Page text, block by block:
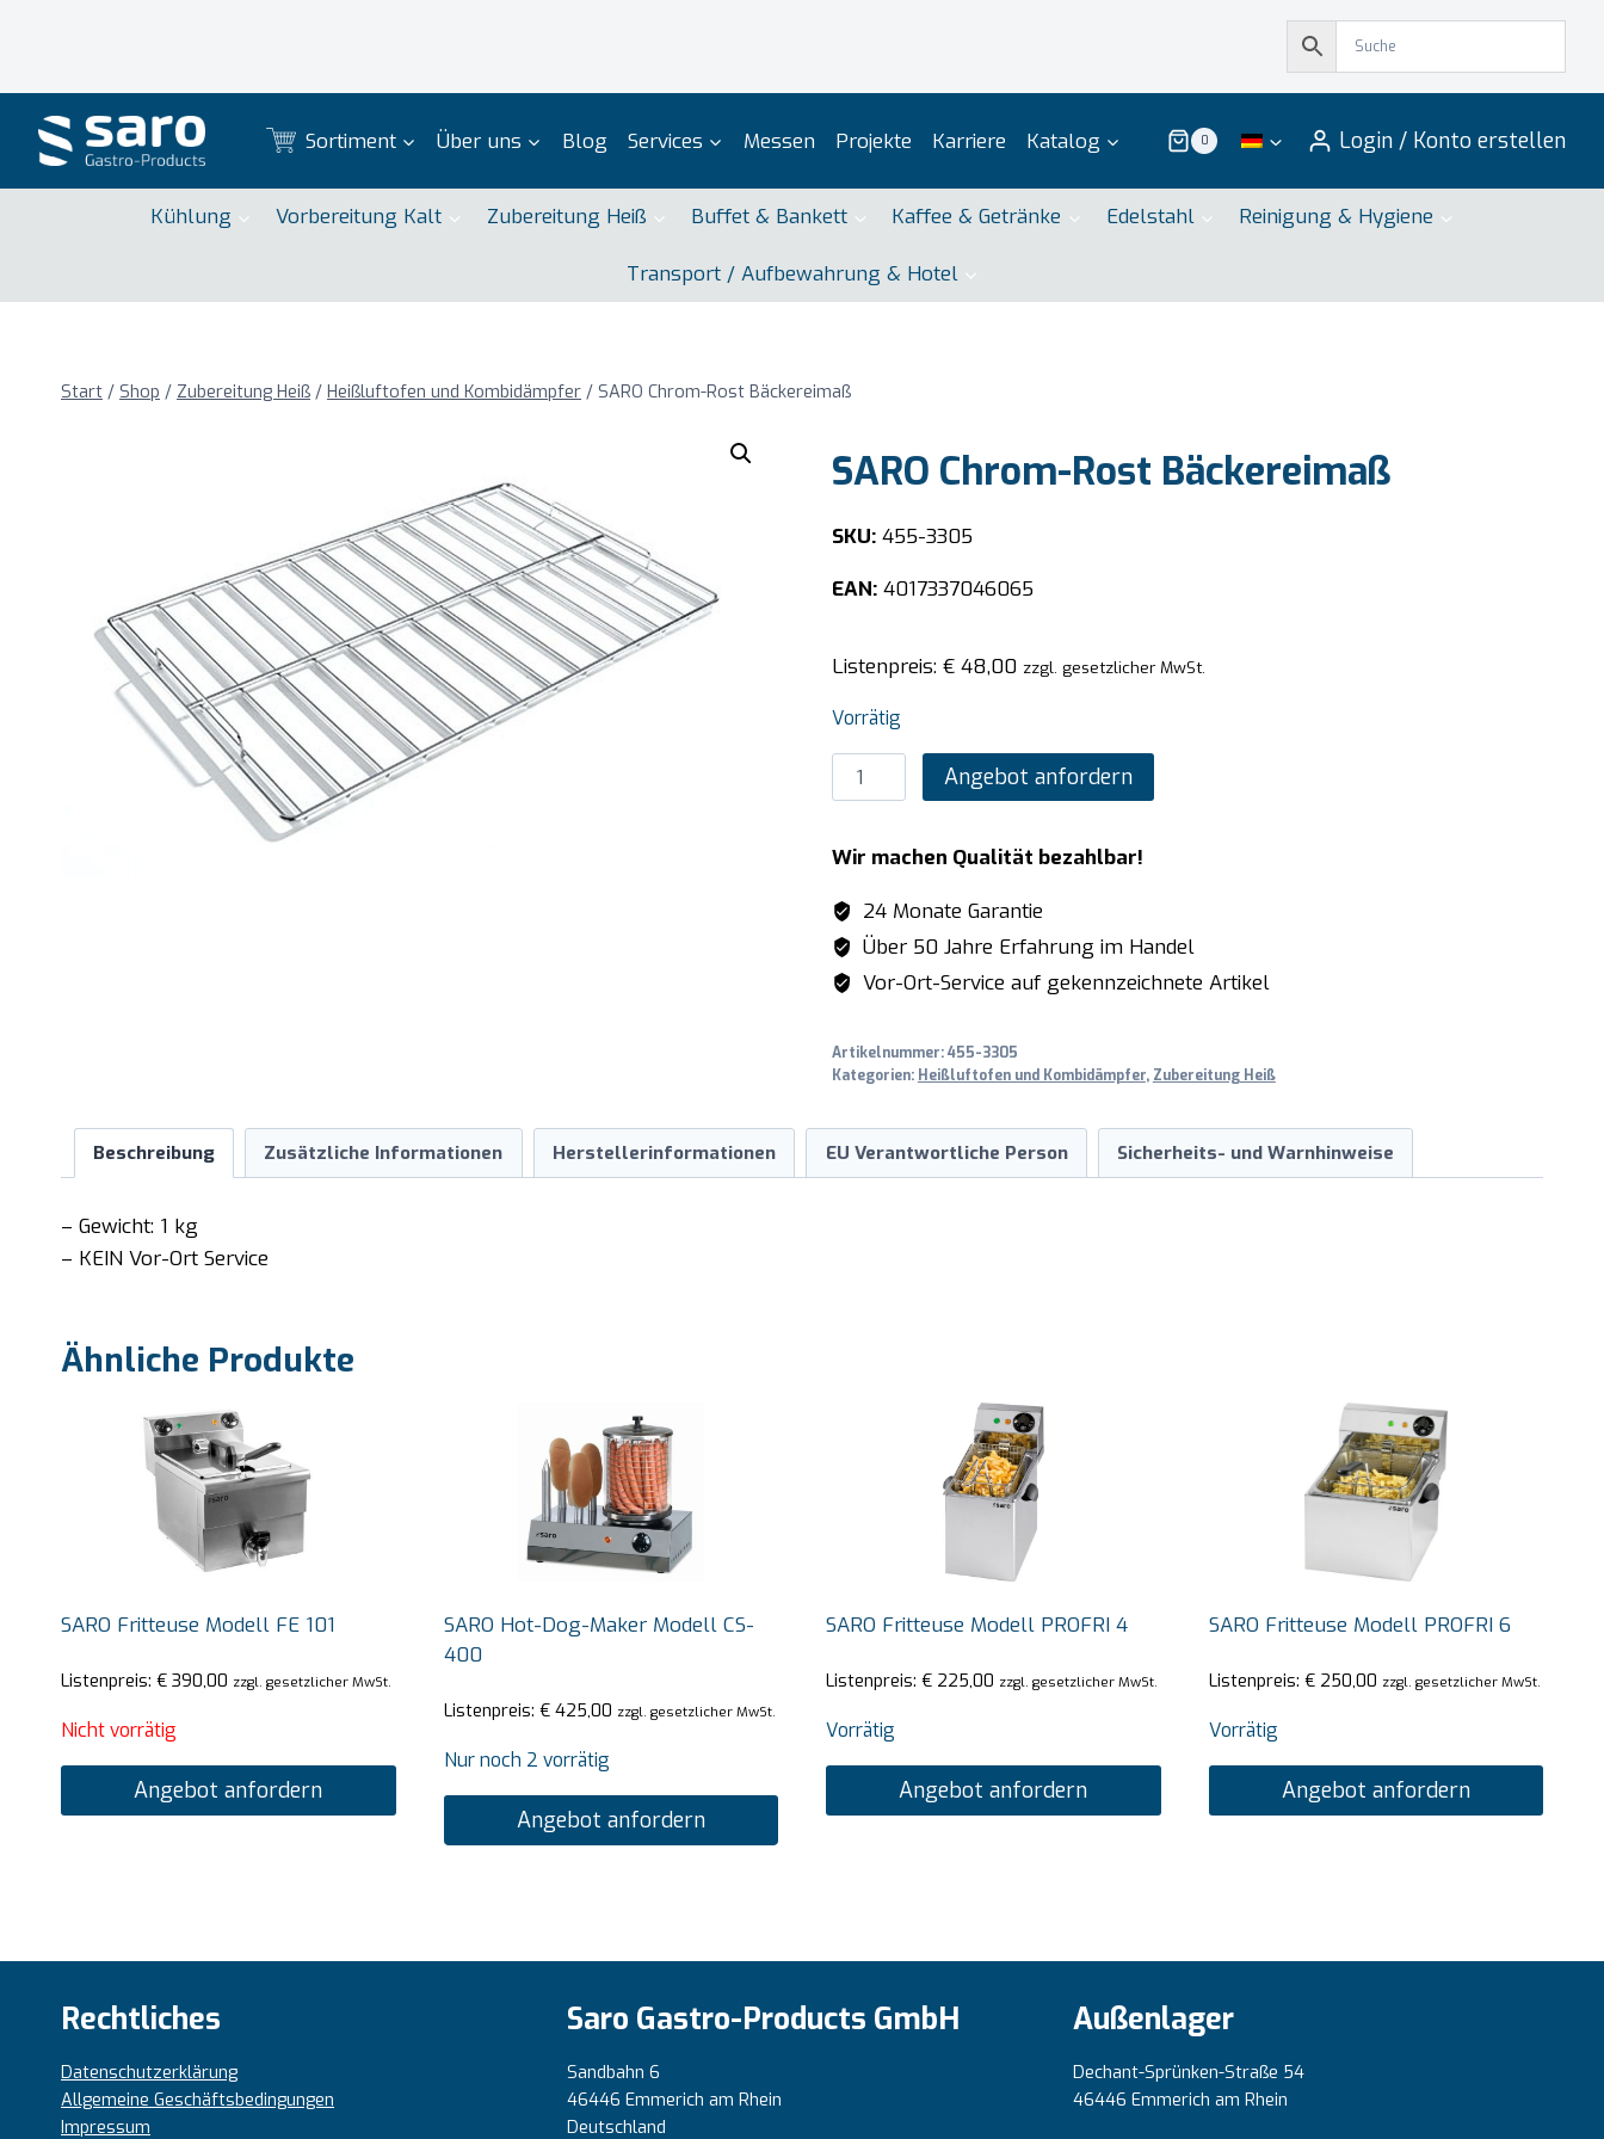
Sortiment Über uns Blog Services Messen Projekte Karriere Katalog 0 Login / Konto erstellen
Kühlung Vorbereitung Kalt Zubereitung Heiß Buffet & Bankett Kaffee & Getränke Edelstahl Reinigung & Hygiene
Transport / Aufbewahrung & Hotel
Start / Shop / Zubereitung Heiß / Heißluftofen und Kombidämpfer / SARO Chrom-Rost Bäckereimaß
SARO Chrom-Rost Bäckereimaß
SKU:455-3305
EAN:4017337046065
Listenpreis: €48,00 zzgl. gesetzlicher MwSt.
Vorrätig
SARO
Chrom-
Bäckereimaß
Menge
Angebot anfordern
Wir machen Qualität bezahlbar!
24 Monate Garantie
Über 50 Jahre Erfahrung im Handel
Vor-Ort-Service auf gekennzeichnete Artikel
Artikelnummer:455-3305
Kategorien: Heißluftofen und Kombidämpfer, Zubereitung Heiß
Beschreibung Zusätzliche Informationen Herstellerinformationen EU Verantwortliche Person Sicherheits- und Warnhinweise
– Gewicht: 1 kg
– KEIN Vor-Ort Service
Ähnliche Produkte
SARO Fritteuse Modell FE 101
Listenpreis: € 390,00 zzgl. gesetzlicher MwSt.
Nicht vorrätig
Angebot anfordern
SARO Hot-Dog-Maker Modell CS-
400
Listenpreis: €425,00 zzgl. gesetzlicher MwSt.
Nur noch 2 vorrätig
Angebot anfordern
SARO Fritteuse Modell PROFRI 4
Listenpreis: € 225,00 zzgl. gesetzlicher MwSt.
Vorrätig
Angebot anfordern
SARO Fritteuse Modell PROFRI 6
Listenpreis: €250,00 zzgl. gesetzlicher MwSt.
Vorrätig
Angebot anfordern
Rechtliches
Datenschutzerklärung
Allgemeine Geschäftsbedingungen
Impressum
Saro Gastro-Products GmbH
Sandbahn 6
46446 Emmerich am Rhein
Deutschland
Außenlager
Dechant-Sprünken-Straße 54
46446 Emmerich am Rhein